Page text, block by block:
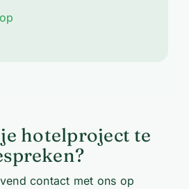
hotelproject te
contact met ons op